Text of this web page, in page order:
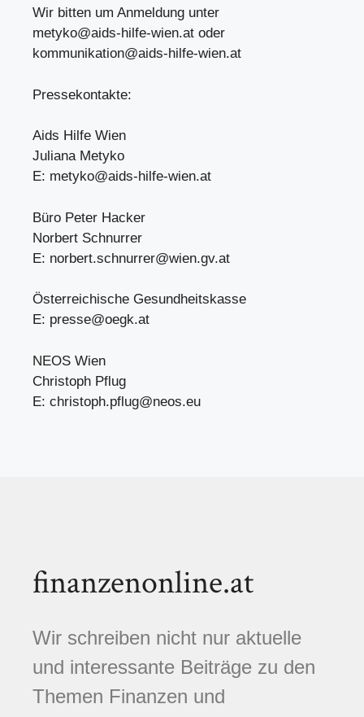
Wir bitten um Anmeldung unter
metyko@aids-hilfe-wien.at oder
kommunikation@aids-hilfe-wien.at
Pressekontakte:
Aids Hilfe Wien
Juliana Metyko
E: metyko@aids-hilfe-wien.at
Büro Peter Hacker
Norbert Schnurrer
E: norbert.schnurrer@wien.gv.at
Österreichische Gesundheitskasse
E: presse@oegk.at
NEOS Wien
Christoph Pflug
E: christoph.pflug@neos.eu
finanzenonline.at
Wir schreiben nicht nur aktuelle
und interessante Beiträge zu den
Themen Finanzen und